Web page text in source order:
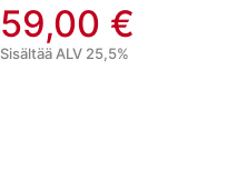
59,00 €
Sisältää ALV 25,5%